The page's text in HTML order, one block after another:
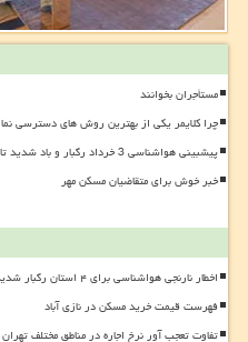
مستأجران بخوانند
چرا کلایمر یکی از بهترین روش های دسترسی
پیشبینی هواشناسی 3 خرداد رگبار و باد شدید تا روز سه شنبه ادامه دارد
خبر خوش برای متقاضیان مسکن مهر
اخطار نارنجی هواشناسی برای ۴ استان رگبار شدید و سقوط سنگ فرا می رسد
فهرست قیمت خرید مسکن در نازی آباد
تفاوت تعجب آور نرخ اجاره در مناطق مختلف تهران